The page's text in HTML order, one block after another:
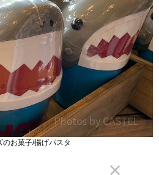
のお菓子/揚げパスタ